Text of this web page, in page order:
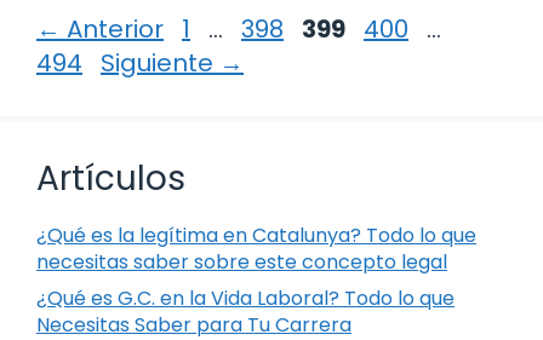
← Anterior Página
1 … Página
398 Página
399 Página
400 …
494
Siguiente →
Artículos
¿Qué es la legítima en Catalunya? Todo lo que
necesitas saber sobre este concepto legal
¿Qué es G.C. en la Vida Laboral? Todo lo que
Necesitas Saber para Tu Carrera